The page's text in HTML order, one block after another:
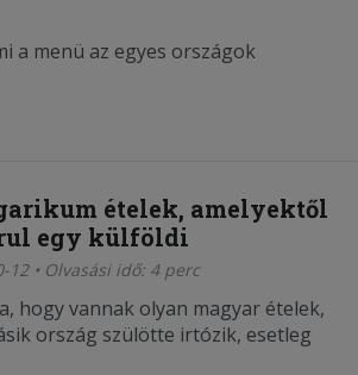
a menü az egyes országok
ételek, amelyektől
egy külföldi
12 • Olvasási idő: 4 perc
hogy vannak olyan magyar ételek,
ország szülötte irtózik, esetleg
hogy mi az?